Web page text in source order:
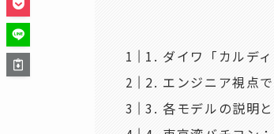
1. ダイワ「カルデ
2. エンジニア視点
3. 各モデルの説明